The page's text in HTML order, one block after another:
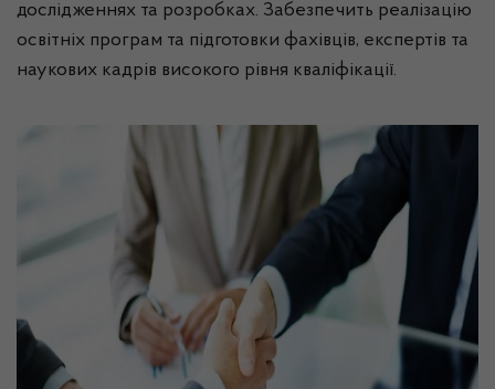
дослідженнях та розробках. Забезпечить реалізацію
освітніх програм та підготовки фахівців, експертів та
наукових кадрів високого рівня кваліфікації.